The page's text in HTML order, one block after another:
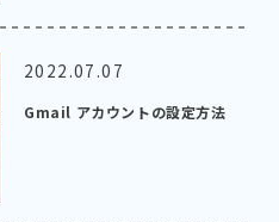
2022.07.07
Gmail アカウントの設定方法